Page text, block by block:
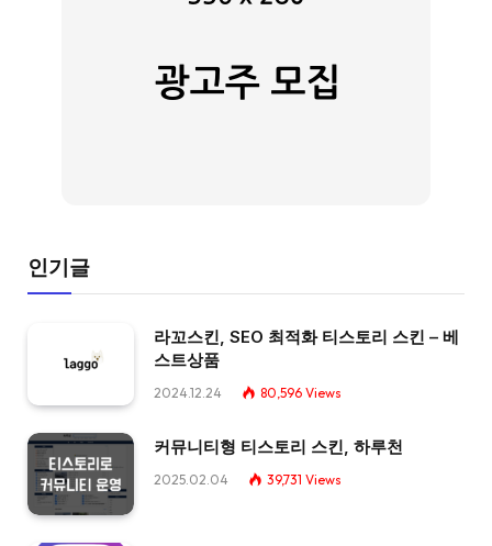
인기글
라꼬스킨, SEO 최적화 티스토리 스킨 – 베
스트상품
2024.12.24 80,596 Views
커뮤니티형 티스토리 스킨, 하루천
2025.02.04 39,731 Views